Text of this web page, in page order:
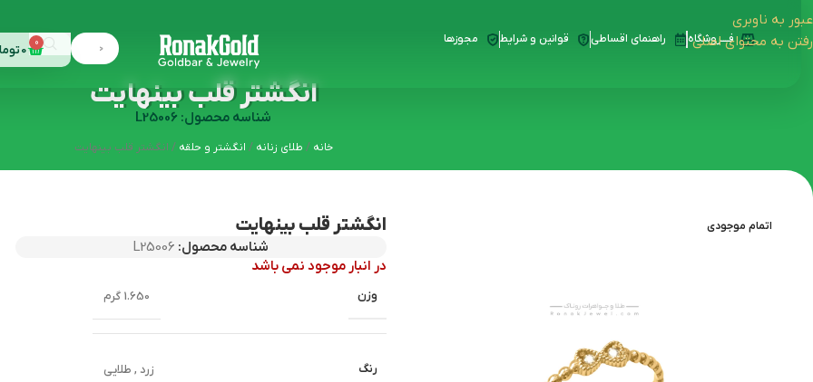
عبور به ناوبری
رفتن به محتوای اصلی
فــــروشگاه راهنمای اقساطی قوانین و شرایط مجوزها
0 0
انگشتر قلب بینهایت
شناسه محصول: L25006
خانه طلای زنانه انگشتر و حلقه انگشتر قلب بینهایت
اتمام موجودی انگشتر قلب بینهایت
شناسه محصول: L25006
در انبار موجود نمی باشد
وزن 1.650 گرم
رنگ زرد , طلایی